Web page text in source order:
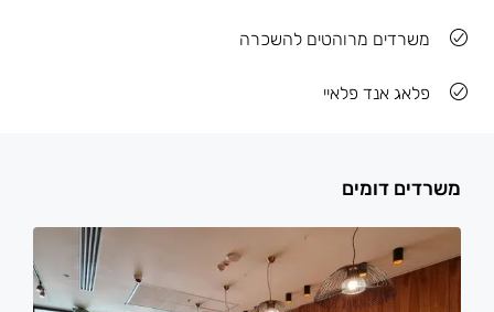
משרדים מרוהטים להשכרה
פלאג אנד פלאיי
משרדים דומים